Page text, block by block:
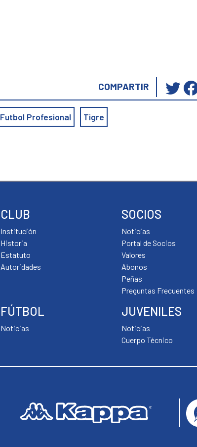
COMPARTIR
en
Futbol Profesional Tigre
CLUB
Institución
Historia
Estatuto
Autoridades
FÚTBOL
Noticias
JUVENILES
Noticias
Cuerpo Técnico
SOCIOS
Noticias
Portal de Socios
Valores
Abonos
Peñas
Preguntas Frecuentes